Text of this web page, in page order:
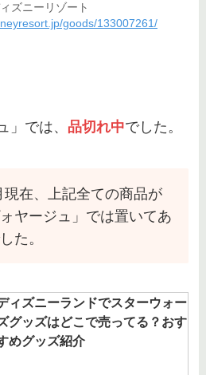
ズニーリゾート
goods/133007261/
」では、 品切れ中でした。
現在、上記全ての商品が
ォヤージュ」では置いてあ
た。
ィズニーランドでスターウォー
グッズはどこで売ってる？おす
めグッズ紹介